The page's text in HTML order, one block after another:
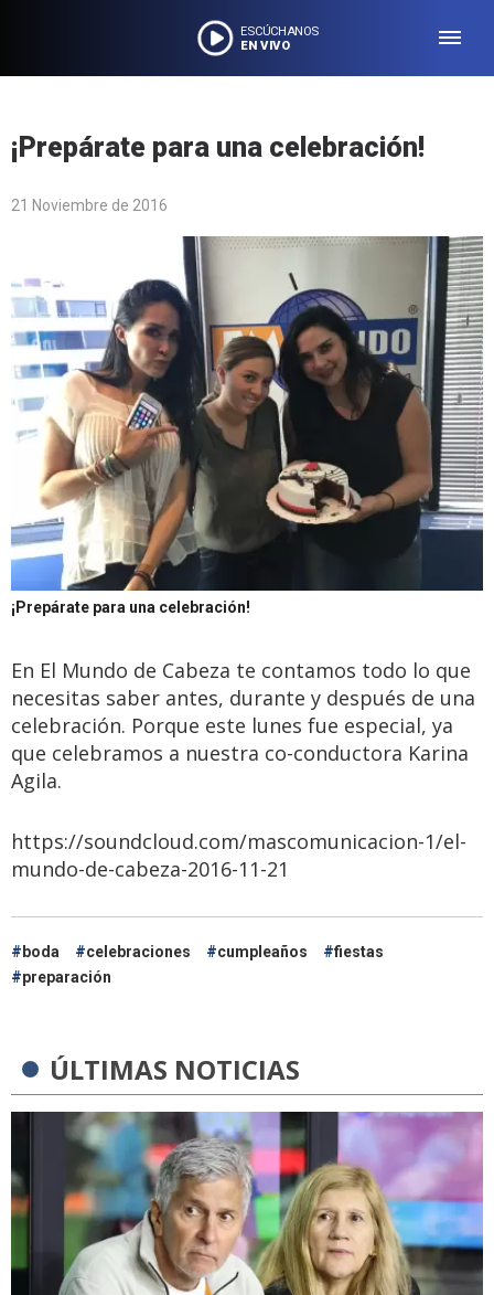
ESCÚCHANOS
EN VIVO
¡Prepárate para una celebración!
21 Noviembre de 2016
¡Prepárate para una celebración!
En El Mundo de Cabeza te contamos todo lo que
necesitas saber antes, durante y después de una
celebración. Porque este lunes fue especial, ya
que celebramos a nuestra co-conductora Karina
Agila.
https://soundcloud.com/mascomunicacion-1/el-
mundo-de-cabeza-2016-11-21
boda celebraciones cumpleaños
fiestas
preparación
ÚLTIMAS NOTICIAS